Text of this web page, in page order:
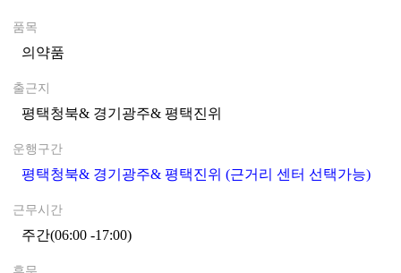
품목
의약품
출근지
평택청북& 경기광주& 평택진위
운행구간
평택청북& 경기광주& 평택진위 (근거리 센터 선택가능)0
근무시간
주간(06:00 -17:00)0